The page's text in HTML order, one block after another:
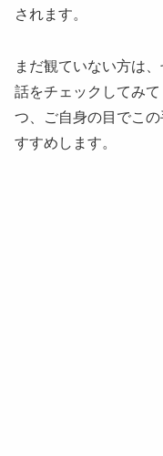
されます。
まだ観ていない方は
話をチェックしてみ
つ、ご自身の目でこ
すすめします。